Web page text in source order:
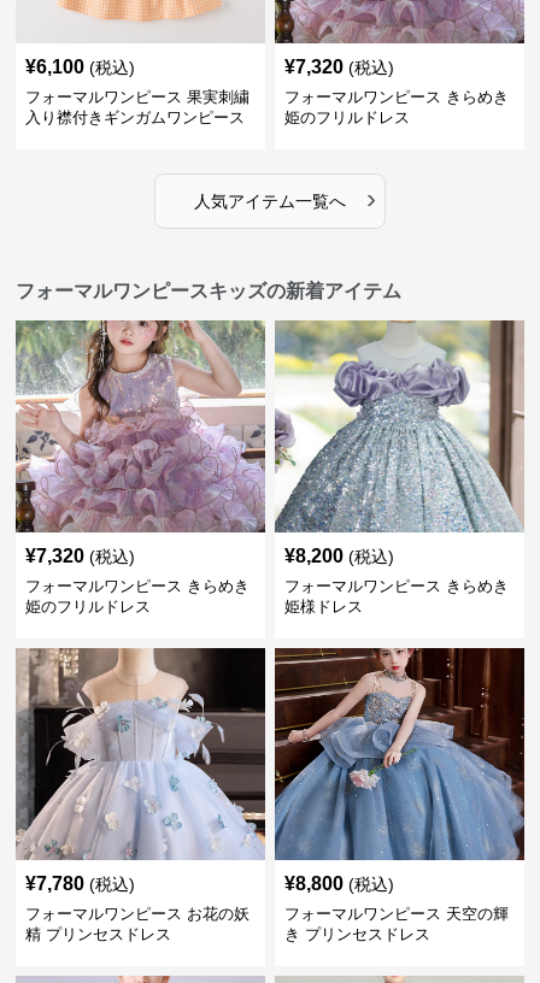
¥6,100 (税込)
フォーマルワンピース 果実刺繍
入り襟付きギンガムワンピース
¥7,320 (税込)
フォーマルワンピース きらめき
姫のフリルドレス
人気アイテム一覧へ ›
フォーマルワンピースキッズの新着アイテム
¥7,320 (税込)
フォーマルワンピース きらめき
姫のフリルドレス
¥8,200 (税込)
フォーマルワンピース きらめき
姫様ドレス
¥7,780 (税込)
フォーマルワンピース お花の妖
精 プリンセスドレス
¥8,800 (税込)
フォーマルワンピース 天空の輝
き プリンセスドレス